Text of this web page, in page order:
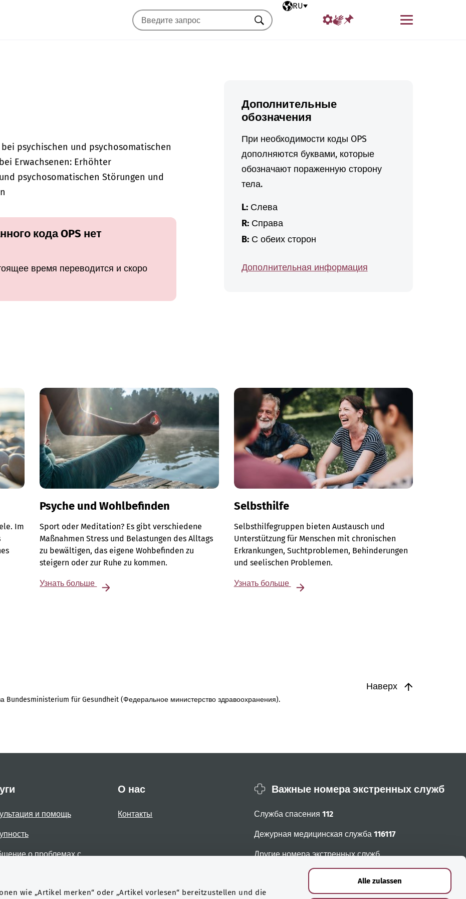
wie „Artikel merken“ oder „Artikel vorlesen“ bereitzustellen und die
Alle zulassen
Выбранный язык
RU
Меню
Искать
psychischen und psychosomatischen
Erwachsenen: Erhöhter
psychosomatischen Störungen und
кода OPS нет
время переводится и скоро
Дополнительные
обозначения
При необходимости коды OPS
дополняются буквами, которые
обозначают пораженную сторону
тела.
L:Слева
R:Справа
B:С обеих сторон
Дополнительная информация
Im
Psyche und Wohlbefinden
Sport oder Meditation? Es gibt verschiedene
Maßnahmen Stress und Belastungen des Alltags
zu bewältigen, das eigene Wohbefinden zu
steigern oder zur Ruhe zu kommen.
Узнать больше
Selbsthilfe
Selbsthilfegruppen bieten Austausch und
Unterstützung für Menschen mit chronischen
Erkrankungen, Suchtproblemen, Behinderungen
und seelischen Problemen.
Узнать больше
Наверх
Bundesministerium für Gesundheit (Федеральное министерство здравоохранения).
и помощь
о проблемах с
О нас
Контакты
Важные номера экстренных служб
Служба спасения 112
Дежурная медицинская служба 116117
Другие номера экстренных служб